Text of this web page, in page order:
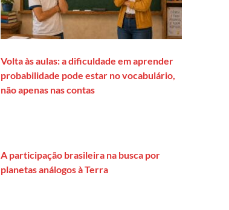
Volta às aulas: a dificuldade em aprender
probabilidade pode estar no vocabulário,
não apenas nas contas
A participação brasileira na busca por
planetas análogos à Terra